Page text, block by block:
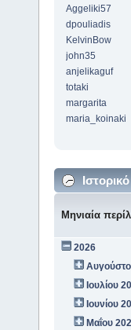
Aggeliki57
dpouliadis
KelvinBow
john35
anjelikaguf
totaki
margarita
maria_koinaki
Μηνιαία
2026
Ιουλίου
Ιουνίου
Μαΐου